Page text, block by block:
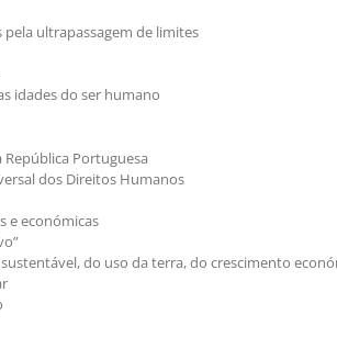
pela ultrapassagem de limites
idades do ser humano
Portuguesa
dos Direitos Humanos
e económicas
do uso da terra, do crescimento